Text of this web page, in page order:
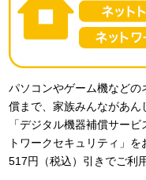
パソコンやゲーム機など
償まで、家族みんながあん
「デジタル機器補償サー
トワークセキュリティ」
517円（税込）引きでご利